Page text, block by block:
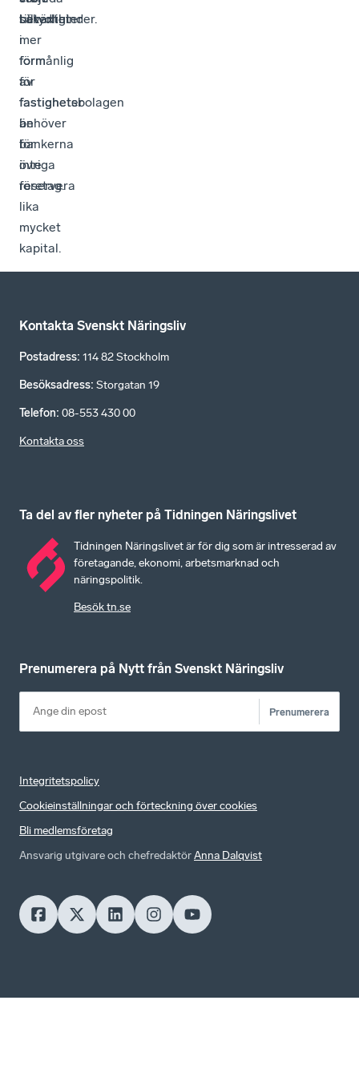
tillväxthinder.
betydligt
mer
förmånlig
för
fastighetsbolagen
än
för
övriga
företag.
säkerheter
i
form
av
fastigheter
behöver
bankerna
inte
reservera
lika
mycket
kapital.
Kontakta Svenskt Näringsliv
Postadress: 114 82 Stockholm
Besöksadress: Storgatan 19
Telefon: 08-553 430 00
Kontakta oss
Ta del av fler nyheter på Tidningen Näringslivet
Tidningen Näringslivet är för dig som är intresserad av
företagande, ekonomi, arbetsmarknad och
näringspolitik.
Besök tn.se
Prenumerera på Nytt från Svenskt Näringsliv
Prenumerera
Integritetspolicy
Cookieinställningar och förteckning över cookies
Bli medlemsföretag
Ansvarig utgivare och chefredaktörAnna Dalqvist